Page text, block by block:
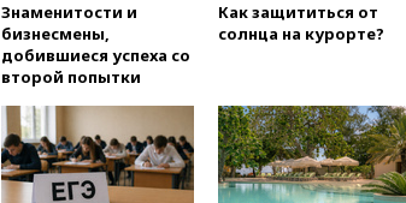
вчера, 20:35 ПВО за день
сбила еще 281 украинский
вчера, 20:27Ямпольская
призвала оптимизировать
олимпиады для поступления в
вузы
Знаменитости и
бизнесмены,
добившиеся успеха со
второй попытки
Как защититься от
солнца на курорте?